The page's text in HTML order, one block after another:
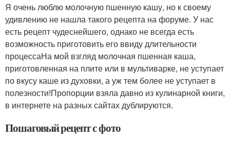
Я очень люблю молочную пшенную кашу, но к своему
удивлению не нашла такого рецепта на форуме. У нас
есть рецепт чудеснейшего, однако не всегда есть
возможность приготовить его ввиду длительности
процессаНа мой взгляд молочная пшенная каша,
приготовленная на плите или в мультиварке, не уступает
по вкусу каше из духовки, а уж тем более не уступает в
полезности!Пропорции взяла давно из кулинарной книги,
в интернете на разных сайтах дублируются.
Пошаговый рецепт с фото